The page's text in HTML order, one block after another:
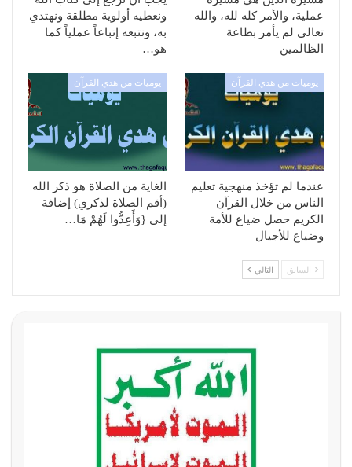
عملية، والأمر كله لله، والله
تعالى لم يأمر بطاعة
الظالمين
ونعطيه أولوية مطلقة ونهتدي
به، ونتبعه إتباعاً عملياً كما
هو…
يوميات من هدي القرآن
عندما لم تؤخذ منهجية تعليم
الناس من خلال القرآن
الكريم حصل ضياع للأمة
وضياع للأجيال
يوميات من هدي القرآن
الغاية من الصلاة هو ذكر الله
(أقم الصلاة لذكري) إضافة
إلى {وَأَعِدُّوا لَهُمْ مَا…
السابق التالي